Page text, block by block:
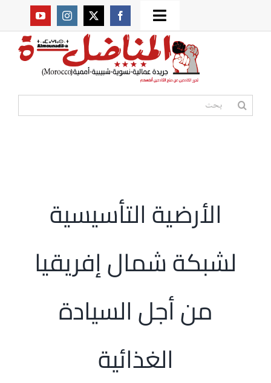
to
Toggle
Navigation
من نحن؟
افتتاحية موقع المناضل-ة
البحث
الأرضية التأسيسية
لشبكة شمال إفريقيا
من أجل السيادة
الغذائية